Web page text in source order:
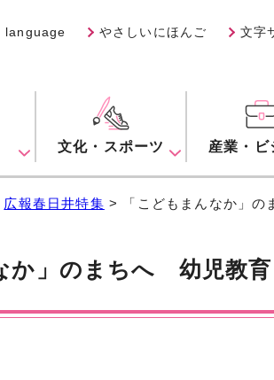
language やさしいにほんご 文字
文化・スポーツ 産業・ビ
広報春日井特集 > 「こどもまんなか」
か」のまちへ 幼児教